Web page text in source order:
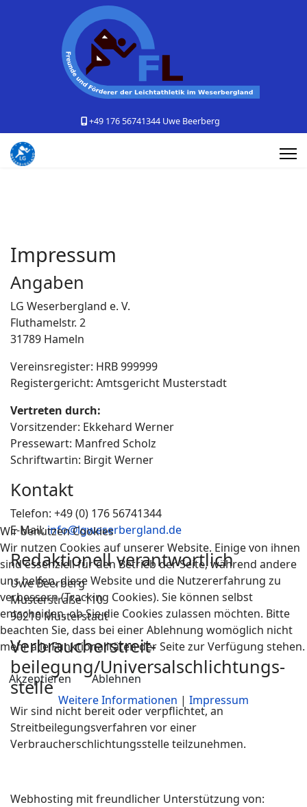
+49 176 56741344 Uwe Beerberg
Impressum
Angaben
LG Weserbergland e. V.
Fluthamelstr. 2
31789 Hameln
Vereinsregister: HRB 999999
Registergericht: Amtsgericht Musterstadt
Vertreten durch:
Vorsitzender: Ekkehard Werner
Pressewart: Manfred Scholz
Schriftwartin: Birgit Werner
Kontakt
Telefon: +49 (0) 176 56741344
E-Mail:info@lgweserbergland.de
Redaktionell verantwortlich
Uwe Beerberg
Musterstraße 110
90210 Musterstadt
Verbraucher­streit­
beilegung/Universal­schlichtungs­
stelle
Wir sind nicht bereit oder verpflichtet, an
Streitbeilegungsverfahren vor einer
Verbraucherschlichtungsstelle teilzunehmen.
Webhosting mit freundlicher Unterstützung von:
Wir benutzen Cookies
Wir nutzen Cookies auf unserer Website. Einige von ihnen
sind essenziell für den Betrieb der Seite, während andere
uns helfen, diese Website und die Nutzererfahrung zu
verbessern (Tracking Cookies). Sie können selbst
entscheiden, ob Sie die Cookies zulassen möchten. Bitte
beachten Sie, dass bei einer Ablehnung womöglich nicht
mehr alle Funktionalitäten der Seite zur Verfügung stehen.
Akzeptieren
Ablehnen
Weitere Informationen | Impressum